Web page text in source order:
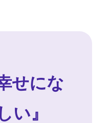
せにな
い』